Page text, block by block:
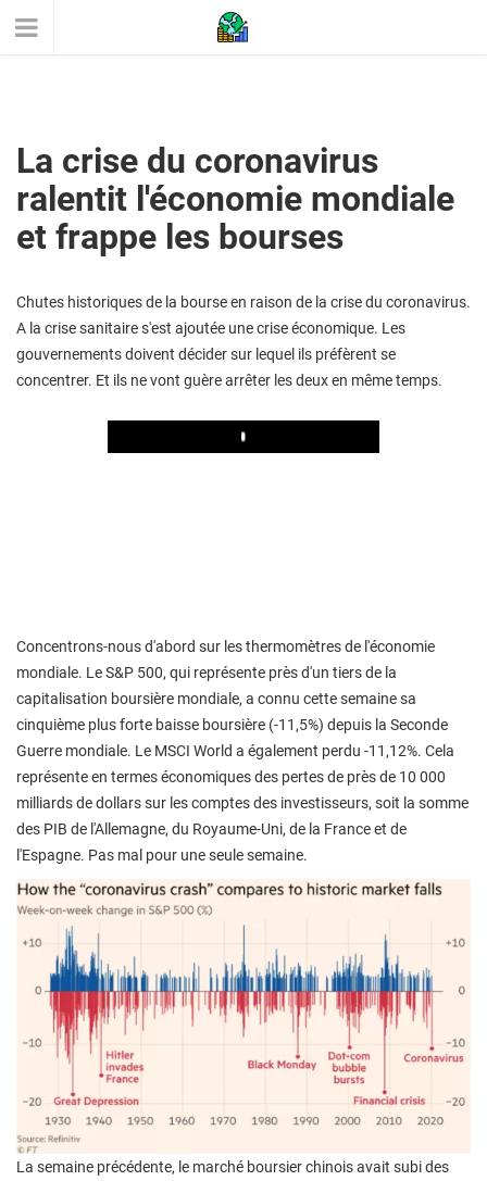
La crise du coronavirus
ralentit l'économie mondiale
et frappe les bourses
Chutes historiques de la bourse en raison de la crise du coronavirus.
A la crise sanitaire s'est ajoutée une crise économique. Les
gouvernements doivent décider sur lequel ils préfèrent se
concentrer. Et ils ne vont guère arrêter les deux en même temps.
Play
Concentrons-nous d'abord sur les thermomètres de l'économie
mondiale. Le S&P 500, qui représente près d'un tiers de la
capitalisation boursière mondiale, a connu cette semaine sa
cinquième plus forte baisse boursière (-11,5%) depuis la Seconde
Guerre mondiale. Le MSCI World a également perdu -11,12%. Cela
représente en termes économiques des pertes de près de 10 000
milliards de dollars sur les comptes des investisseurs, soit la somme
des PIB de l'Allemagne, du Royaume-Uni, de la France et de
l'Espagne. Pas mal pour une seule semaine.
La semaine précédente, le marché boursier chinois avait subi des